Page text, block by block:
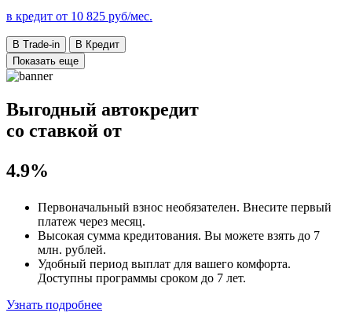
в кредит от 10 825 руб/мес.
В Trade-in
В Кредит
Показать еще
Выгодный автокредит
со ставкой от
4.9%
Первоначальный взнос необязателен. Внесите первый
платеж через месяц.
Высокая сумма кредитования. Вы можете взять до 7
млн. рублей.
Удобный период выплат для вашего комфорта.
Доступны программы сроком до 7 лет.
Узнать подробнее